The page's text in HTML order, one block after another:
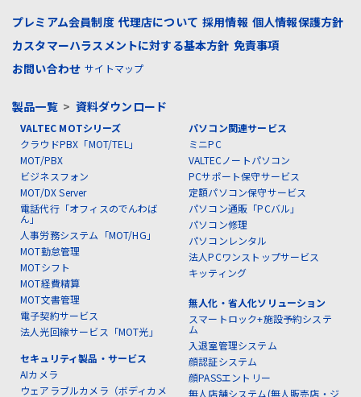
プレミアム会員制度 代理店について 採用情報 個人情報保護方針
カスタマーハラスメントに対する基本方針 免責事項
お問い合わせ サイトマップ
製品一覧> 資料ダウンロード
VALTEC MOTシリーズ
クラウドPBX「MOT/TEL」
MOT/PBX
ビジネスフォン
MOT/DX Server
電話代行「オフィスのでんわば
ん」
人事労務システム「MOT/HG」
MOT勤怠管理
MOTシフト
MOT経費精算
MOT文書管理
電子契約サービス
法人光回線サービス「MOT光」
セキュリティ製品・サービス
AIカメラ
ウェアラブルカメラ（ボディカメ
パソコン関連サービス
ミニPC
VALTECノートパソコン
PCサポート保守サービス
定額パソコン保守サービス
パソコン通販「PCバル」
パソコン修理
パソコンレンタル
法人PCワンストップサービス
キッティング
無人化・省人化ソリューション
スマートロック+施設予約システ
ム
入退室管理システム
顔認証システム
顔PASSエントリー
無人店舗システム(無人販売店・ジ